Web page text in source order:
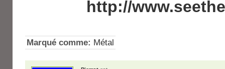
http://
Marqué comme: Métal